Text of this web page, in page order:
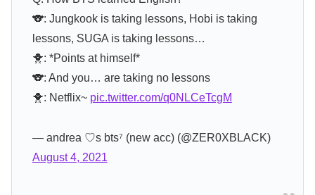
🐨: Jungkook is taking lessons, Hobi is taking
lessons, SUGA is taking lessons…
🐥: *Points at himself*
🐨: And you… are taking no lessons
🐥: Netflix~ pic.twitter.com/q0NLCeTcgM
— andrea ♡s bts⁷ (new acc) (@ZER0XBLACK)
August 4, 2021